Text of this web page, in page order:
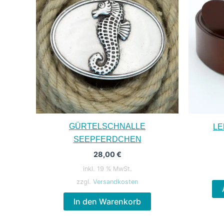
GÜRTELSCHNALLE
SEEPFERDCHEN
28,00€
inkl. 19 % MwSt.
zzgl. Versandkosten
In den Warenkorb